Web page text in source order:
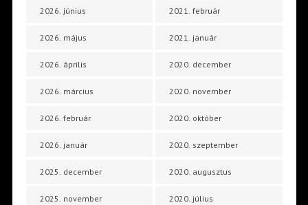
2026. június
2026. május
2026. április
2026. március
2026. február
2026. január
2025. december
2025. november
2021. február
2021. január
2020. december
2020. november
2020. október
2020. szeptember
2020. augusztus
2020. július